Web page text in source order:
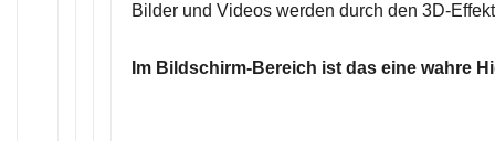
Bilder und Videos werden durch den 3D-
Im Bildschirm-Bereich ist das eine wahre